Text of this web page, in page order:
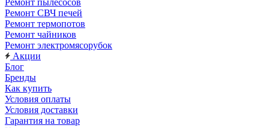
Ремонт пылесосов
Ремонт СВЧ печей
Ремонт термопотов
Ремонт чайников
Ремонт электромясорубок
Акции
Блог
Бренды
Как купить
Условия оплаты
Условия доставки
Гарантия на товар